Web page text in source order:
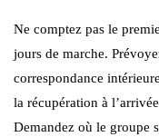
Ne comptez pas le
jours de marche.
correspondance
la récupération à
Demandez où le groupe